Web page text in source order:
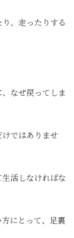
、走ったりする
なぜ戻ってしま
ではありませ
活しなければな
にとって、足裏